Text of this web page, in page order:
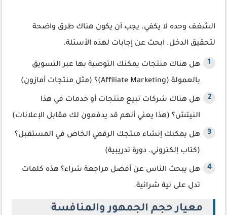
الشغف وحده لا يكفي. يجب أن يكون هناك طرق واضحة
لتحقيق الدخل. ابحث عن إجابات لهذه الأسئلة.
هل هناك منتجات يمكنك التوصية بها عبر التسويق
بالعمولة (Affiliate Marketing)؟ (مثل منتجات أمازون)
هل هناك شركات تبيع منتجات أو خدمات في هذا
النيتش؟ (هذا يعني أنهم قد يدفعون لك مقابل الإعلانات)
هل يمكنك إنشاء منتجك الرقمي الخاص في المستقبل؟
(كتاب إلكتروني. دورة تدريبية)
هل يبحث الناس عن أفضل مراجعة شراء؟ هذه كلمات
تدل على نية شرائية.
معيار حجم الجمهور والمنافسة